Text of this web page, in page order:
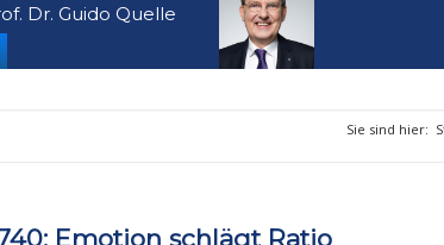
Dr. Guido Quelle
Sie sind hier:
Emotion schlägt Ratio